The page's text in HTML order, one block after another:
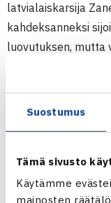
Suostumus
Tämä sivusto
Käytämme
mainosten
latvialaiskarsija
kahdeksanneksi
luovutuksen, mutta
Valko-Venäjän 16-
viikolla koki niukan
ITF-turnauksen
Tämä oli Laineen
tänä vuonna.